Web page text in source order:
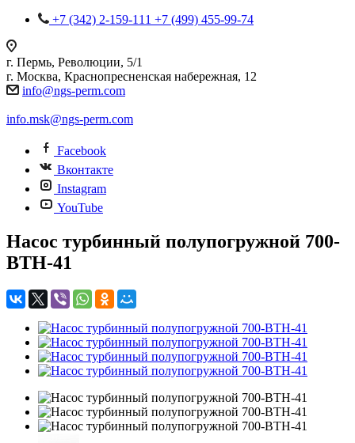
+7 (342) 2-159-111 +7 (499) 455-99-74
г. Пермь, Революции, 5/1
г. Москва, Краснопресненская набережная, 12
info@ngs-perm.com
info.msk@ngs-perm.com
Facebook
Вконтакте
Instagram
YouTube
Насос турбинный полупогружной 700-
ВТН-41